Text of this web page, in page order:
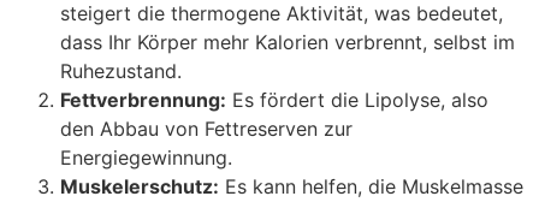
steigert die thermogene Aktivität, was bedeutet,
dass Ihr Körper mehr Kalorien verbrennt, selbst im
Ruhezustand.
Fettverbrennung: Es fördert die Lipolyse, also
den Abbau von Fettreserven zur
Energiegewinnung.
Muskelerschutz: Es kann helfen, die Muskelmasse